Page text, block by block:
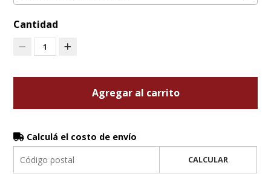
Cantidad
1
Agregar al carrito
Calculá el costo de envío
CALCULAR